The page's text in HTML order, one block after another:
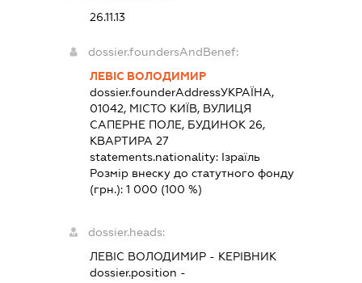
26.11.13
dossier.foundersAndBenef:
ЛЕВІС ВОЛОДИМИР
dossier.founderAddressУКРАЇНА,
01042, МІСТО КИЇВ, ВУЛИЦЯ
САПЕРНЕ ПОЛЕ, БУДИНОК 26,
КВАРТИРА 27
statements.nationality: Ізраїль
Розмір внеску до статутного фонду
(грн.): 1 000 (100 %)
dossier.heads:
ЛЕВІС ВОЛОДИМИР- КЕРІВНИК
dossier.position -